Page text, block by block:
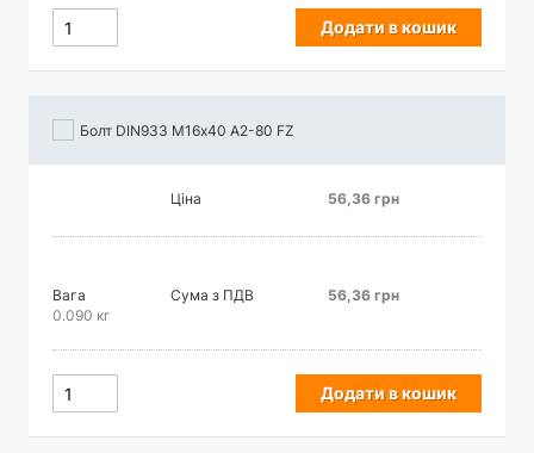
Додати в кошик
Болт DIN933 М16х40 А2-80 FZ
Ціна 56,36 грн
Вага
0.090 кг
Сума з ПДВ 56,36 грн
Додати в кошик